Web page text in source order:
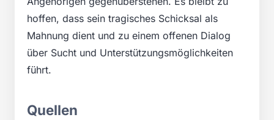
hoffen, dass sein tragisches Schicksal als
Mahnung dient und zu einem offenen Dialog
über Sucht und Unterstützungsmöglichkeiten
führt.
Quellen